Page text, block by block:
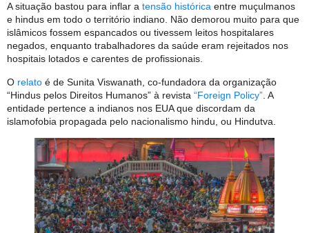
A situação bastou para inflar a tensão histórica entre muçulmanos
e hindus em todo o território indiano. Não demorou muito para que
islâmicos fossem espancados ou tivessem leitos hospitalares
negados, enquanto trabalhadores da saúde eram rejeitados nos
hospitais lotados e carentes de profissionais.
O relato é de Sunita Viswanath, co-fundadora da organização
“Hindus pelos Direitos Humanos” à revista “Foreign Policy” . A
entidade pertence a indianos nos EUA que discordam da
islamofobia propagada pelo nacionalismo hindu, ou Hindutva.